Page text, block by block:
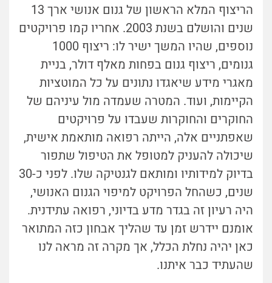
הריצוף המלא הראשון של גנום אנושי ארך 13
שנים והושלם בשנת 2003. אחריו קמו פרויקטים
נוספים, שהיו המשך ישיר לו: ריצוף 1000
גנומים, ריצוף גנום בפחות מאלף דולר, בניית
מאגרי מידע שיאגדו נתונים על כל המוטציות
הקיימות, ועוד. המטרה שעמדה מול עיניהם של
החוקרים והחוקרות שעבדו על פרויקטים
שאפתניים אלה, הייתה רפואה מותאמת אישית,
שיכולה להעניק למטופל את הטיפול שתפור
בדיוק למידותיו ומותאם לגנטיקה שלו. לפני כ-30
שנים, כשהחל הפרויקט למיפוי הגנום האנושי,
היה רעיון זה בגדר מדע בדיוני, רפואה עתידנית.
אומנם יידרש זמן עד שהליך אבחון כזה המתואר
כאן יהיה נחלת הכלל, אך מקרה זה מראה לנו
שהעתיד כבר איתנו.